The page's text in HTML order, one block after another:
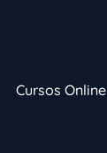
Cursos Online